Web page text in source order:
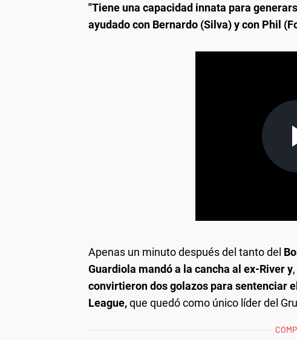
"Tiene una capacidad innata para
ayudado con Bernardo (Silva) y con Phil
Apenas un minuto después del tanto del
Guardiola mandó a la cancha al ex-River y
convirtieron dos golazos para sentenciar
League,que quedó como único líder del